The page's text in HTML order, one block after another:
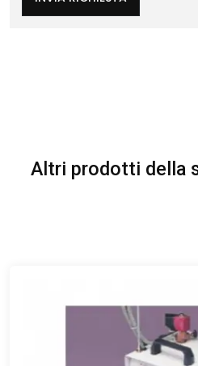
Altri prodotti della